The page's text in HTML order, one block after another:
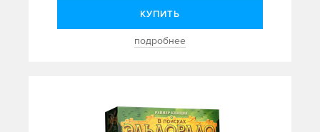
КУПИТЬ
подробнее